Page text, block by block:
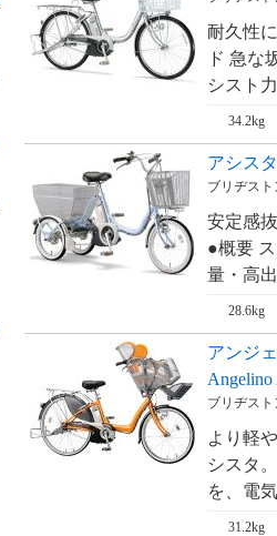
耐久性
ド 急な
シスト
34.2kg
アシス
ブリヂスト
安定感
●概要
量・高
28.6kg
アンジ
ブリヂスト
より軽
シスタ
を、電
31.2kg